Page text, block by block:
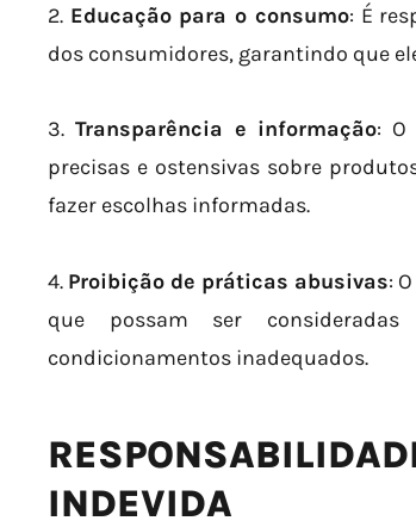
2. Educação para o consumo: É
dos consumidores, garantindo que
3. Transparência e informação: O
precisas e ostensivas sobre
fazer escolhas informadas.
4. Proibição de práticas abusivas:
que possam ser
condicionamentos inadequados.
INDEVIDA